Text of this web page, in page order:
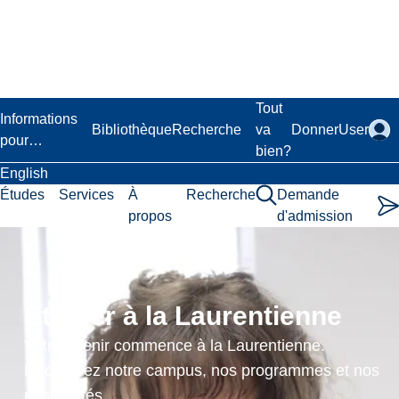
Informations
pour…
BibliothèqueRecherche
Tout
va
bien?
DonnerUser
English
Études
Services
À
propos
Recherche
Demande
d'admission
Étudier à la Laurentienne
Votre avenir commence à la Laurentienne.
Découvrez notre campus, nos programmes et nos
possibilités.
Number
Theory